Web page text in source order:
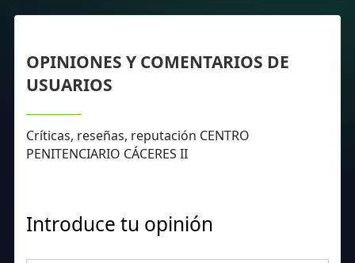
OPINIONES Y COMENTARIOS DE
USUARIOS
Críticas, reseñas, reputación CENTRO
PENITENCIARIO CÁCERES II
Introduce tu opinión